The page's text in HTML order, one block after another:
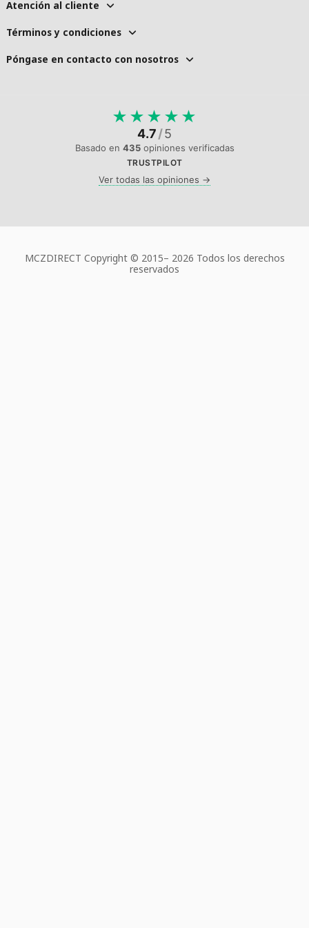
Atención al cliente
Términos y condiciones
Póngase en contacto con nosotros
★ ★ ★ ★ ★
4.7/5
Basado en 435opiniones verificadas
TRUSTPILOT
Ver todas las opiniones →
MCZDIRECT Copyright © 2015– 2026 Todos los derechos
reservados